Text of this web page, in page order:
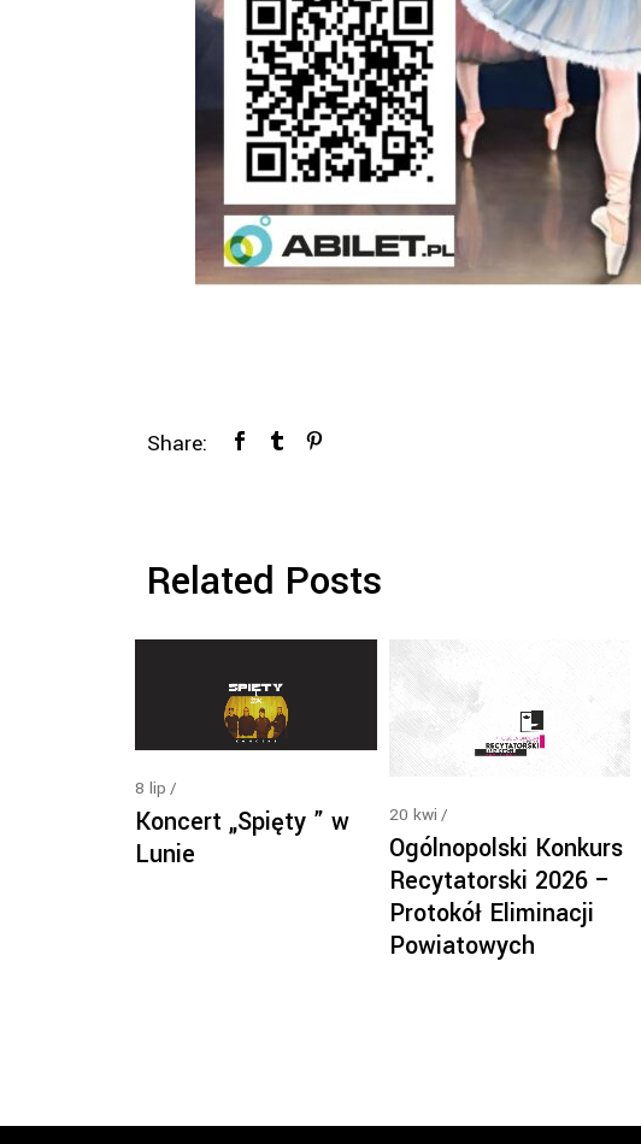
Share:
Related Posts
8 lip
Koncert „Spięty ” w
Lunie
20 kwi
Ogólnopolski Konkurs
Recytatorski 2026 –
Protokół Eliminacji
Powiatowych